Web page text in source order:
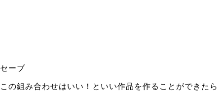
セーブ
この組み合わせはいい！といい作品を作ることができたら